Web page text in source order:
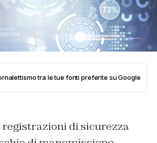
tra le tue fonti preferite su Google
registrazioni di sicurezza